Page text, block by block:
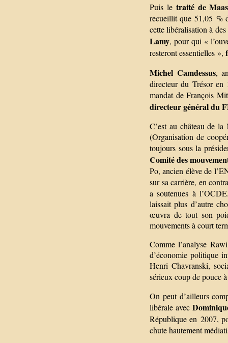
Puis le traité de
recueillit que 51,05 %
cette libéralisation à
Lamy, pour qui «
resteront essentielles »,
Michel Camdessus,
directeur du Trésor
mandat de François
directeur général du
C’est au château de
(Organisation de
toujours sous la
Comité des
Po, ancien élève de
sur sa carrière, en
a soutenues à
laissait plus d’autre
œuvra de tout son
mouvements à court
Comme l’analyse
d’économie politique
Henri Chavranski,
sérieux coup de pouce
On peut d’ailleurs
libérale avec
République en 2007,
chute hautement